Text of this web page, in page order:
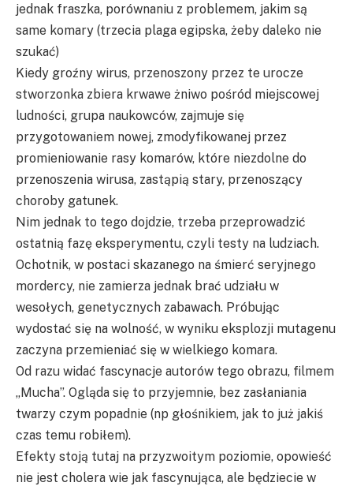
jednak fraszka, porównaniu z problemem, jakim są
same komary (trzecia plaga egipska, żeby daleko nie
szukać)
Kiedy groźny wirus, przenoszony przez te urocze
stworzonka zbiera krwawe żniwo pośród miejscowej
ludności, grupa naukowców, zajmuje się
przygotowaniem nowej, zmodyfikowanej przez
promieniowanie rasy komarów, które niezdolne do
przenoszenia wirusa, zastąpią stary, przenoszący
choroby gatunek.
Nim jednak to tego dojdzie, trzeba przeprowadzić
ostatnią fazę eksperymentu, czyli testy na ludziach.
Ochotnik, w postaci skazanego na śmierć seryjnego
mordercy, nie zamierza jednak brać udziału w
wesołych, genetycznych zabawach. Próbując
wydostać się na wolność, w wyniku eksplozji mutagenu
zaczyna przemieniać się w wielkiego komara.
Od razu widać fascynacje autorów tego obrazu, filmem
„Mucha”. Ogląda się to przyjemnie, bez zasłaniania
twarzy czym popadnie (np głośnikiem, jak to już jakiś
czas temu robiłem).
Efekty stoją tutaj na przyzwoitym poziomie, opowieść
nie jest cholera wie jak fascynująca, ale będziecie w